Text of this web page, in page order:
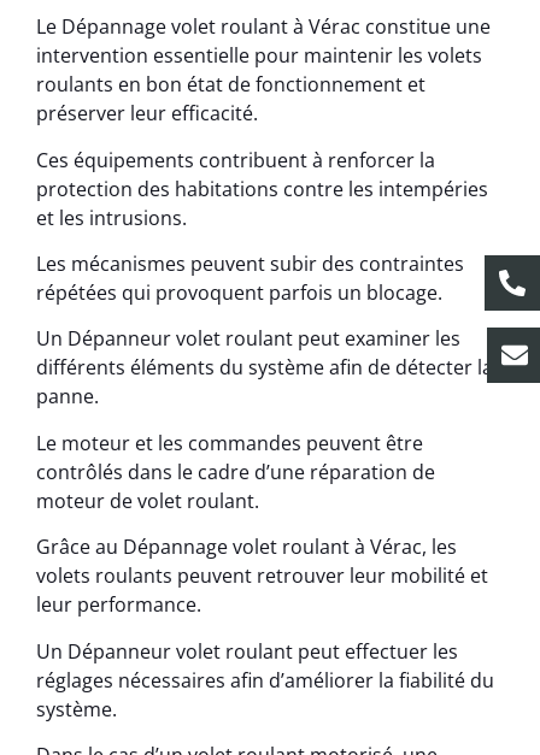
Le Dépannage volet roulant à Vérac constitue une
intervention essentielle pour maintenir les volets
roulants en bon état de fonctionnement et
préserver leur efficacité.
Ces équipements contribuent à renforcer la
protection des habitations contre les intempéries
et les intrusions.
Les mécanismes peuvent subir des contraintes
répétées qui provoquent parfois un blocage.
Un Dépanneur volet roulant peut examiner les
différents éléments du système afin de détecter la
panne.
Le moteur et les commandes peuvent être
contrôlés dans le cadre d’une réparation de
moteur de volet roulant.
Grâce au Dépannage volet roulant à Vérac, les
volets roulants peuvent retrouver leur mobilité et
leur performance.
Un Dépanneur volet roulant peut effectuer les
réglages nécessaires afin d’améliorer la fiabilité du
système.